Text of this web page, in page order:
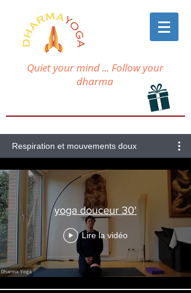
Quiet your mind ... Follow your
dharma
Respiration et mouvements doux
yoga douceur 30'
Lire la vidéo